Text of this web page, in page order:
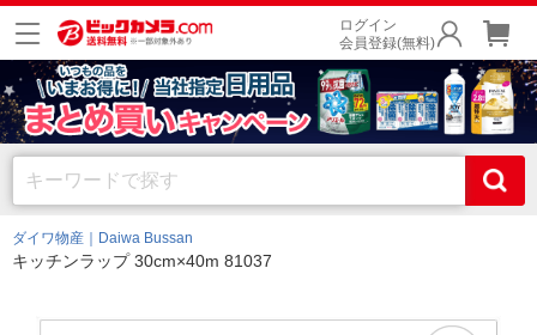
ログイン
会員登録(無料)
ダイワ物産｜Daiwa Bussan
キッチンラップ 30cm×40m 81037